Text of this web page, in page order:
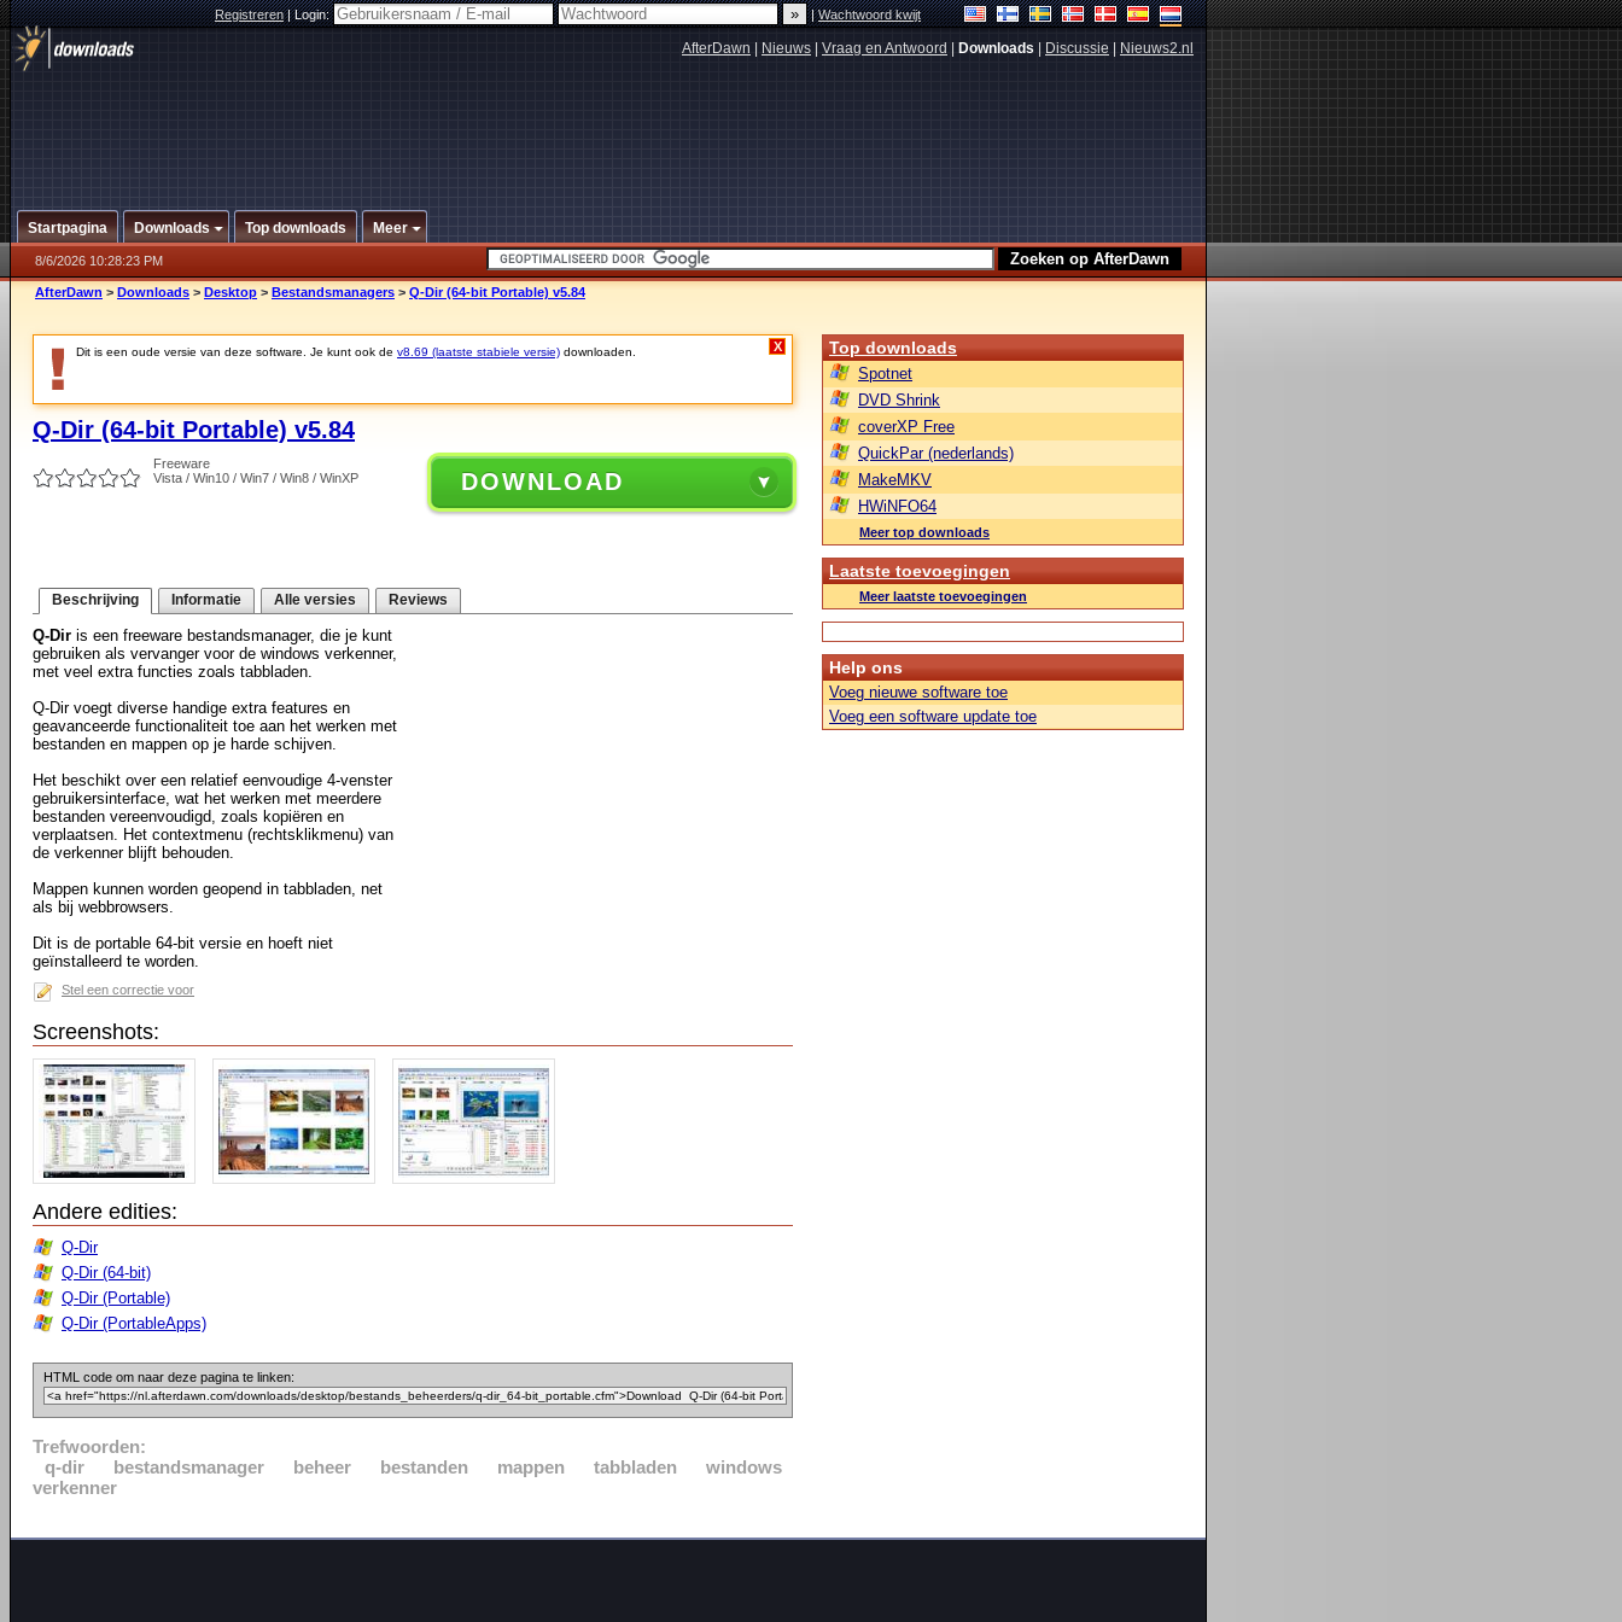
Registreren|Login: |Wachtwoord kwijt
AfterDawn Nieuws Vraag en Antwoord Downloads Discussie Nieuws2.nl
Startpagina Downloads Top downloads Meer
8/6/2026 10:28:23 PM
AfterDawn > Downloads > Desktop > Bestandsmanagers > Q-Dir (64-bit Portable) v5.84
Dit is een oude versie van deze software. Je kunt ook de v8.69 (laatste stabiele versie) downloaden. X
Q-Dir (64-bit Portable) v5.84
Freeware
Vista / Win10 / Win7 / Win8 / WinXP
DOWNLOAD
Beschrijving Informatie Alle versies Reviews
Q-Dir is een freeware bestandsmanager, die je kunt
gebruiken als vervanger voor de windows verkenner,
met veel extra functies zoals tabbladen.
Q-Dir voegt diverse handige extra features en
geavanceerde functionaliteit toe aan het werken met
bestanden en mappen op je harde schijven.
Het beschikt over een relatief eenvoudige 4-venster
gebruikersinterface, wat het werken met meerdere
bestanden vereenvoudigd, zoals kopiëren en
verplaatsen. Het contextmenu (rechtsklikmenu) van
de verkenner blijft behouden.
Mappen kunnen worden geopend in tabbladen, net
als bij webbrowsers.
Dit is de portable 64-bit versie en hoeft niet
geïnstalleerd te worden.
Stel een correctie voor
Screenshots:
Andere edities:
Q-Dir
Q-Dir (64-bit)
Q-Dir (Portable)
Q-Dir (PortableApps)
HTML code om naar deze pagina te linken:
Trefwoorden:
q-dir
bestandsmanager beheer bestanden mappen tabbladen
windows
verkenner
Top downloads
Spotnet
DVD Shrink
coverXP Free
QuickPar (nederlands)
MakeMKV
HWiNFO64
Meer top downloads
Laatste toevoegingen
Meer laatste toevoegingen
Help ons
Voeg nieuwe software toe
Voeg een software update toe